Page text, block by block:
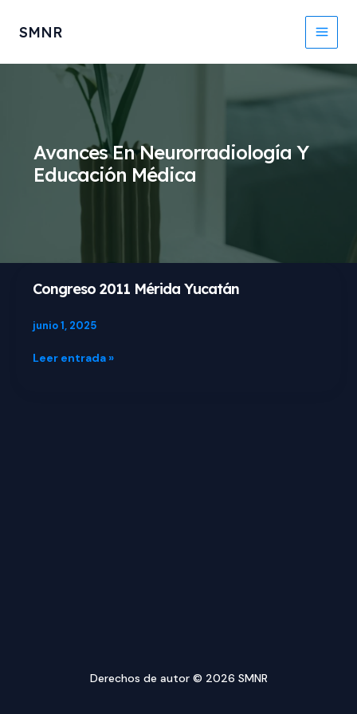
contenido
SMNR
Main
Menu
Avances En Neurorradiología Y
Educación Médica
Congreso 2011 Mérida Yucatán
junio 1, 2025
Congreso
Mérida
Leer entrada »
Derechos de autor © 2026 SMNR